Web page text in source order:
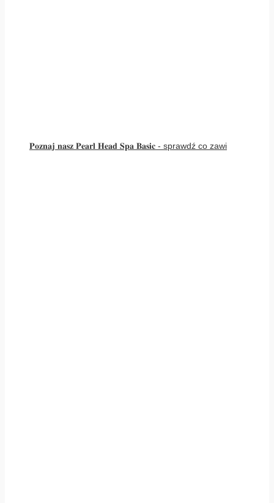
𝐏𝐨𝐳𝐧𝐚𝐣 𝐧𝐚𝐬𝐳 𝐏𝐞𝐚𝐫𝐥 𝐇𝐞𝐚𝐝 𝐒𝐩𝐚 𝐁𝐚𝐬𝐢𝐜 - sprawdź co zawi